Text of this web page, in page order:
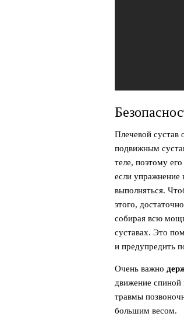
Плечевой сустав
подвижным
теле, поэтому
если упражнение
выполняться.
этого,
собирая всю
суставах. Это
и предупредить
Очень важно
движение спиной
травмы
большим весом.